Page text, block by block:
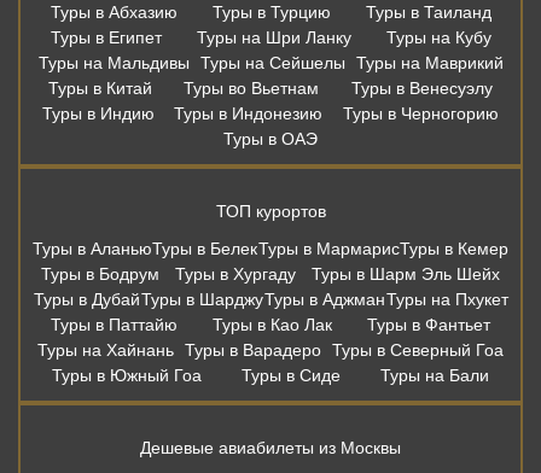
Туры в Абхазию
Туры в Турцию
Туры в Таиланд
Туры в Египет
Туры на Шри Ланку
Туры на Кубу
Туры на Мальдивы
Туры на Сейшелы
Туры на Маврикий
Туры в Китай
Туры во Вьетнам
Туры в Венесуэлу
Туры в Индию
Туры в Индонезию
Туры в Черногорию
Туры в ОАЭ
ТОП курортов
Туры в АланьюТуры в БелекТуры в МармарисТуры в Кемер
Туры в Бодрум
Туры в Хургаду
Туры в Шарм Эль Шейх
Туры в ДубайТуры в ШарджуТуры в АджманТуры на Пхукет
Туры в Паттайю
Туры в Као Лак
Туры в Фантьет
Туры на Хайнань Туры в Варадеро Туры в Северный Гоа
Туры в Южный Гоа
Туры в Сиде Туры на Бали
Дешевые авиабилеты из Москвы